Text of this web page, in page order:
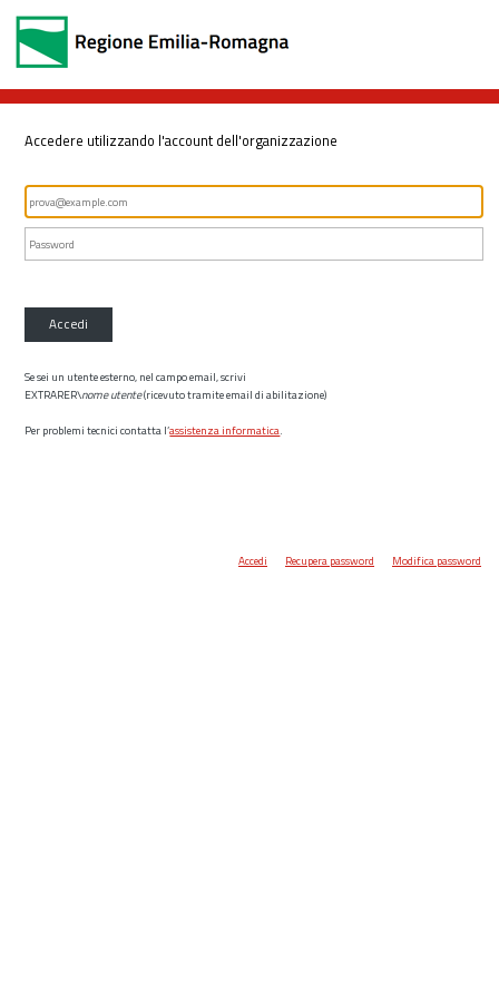
Accedere utilizzando l'account dell'organizzazione
Accedi
Se sei un utente esterno, nel campo email, scrivi
EXTRARER\nome utente(ricevuto tramite email di abilitazione)
Per problemi tecnici contatta l’assistenza informatica.
Accedi Recupera password Modifica password